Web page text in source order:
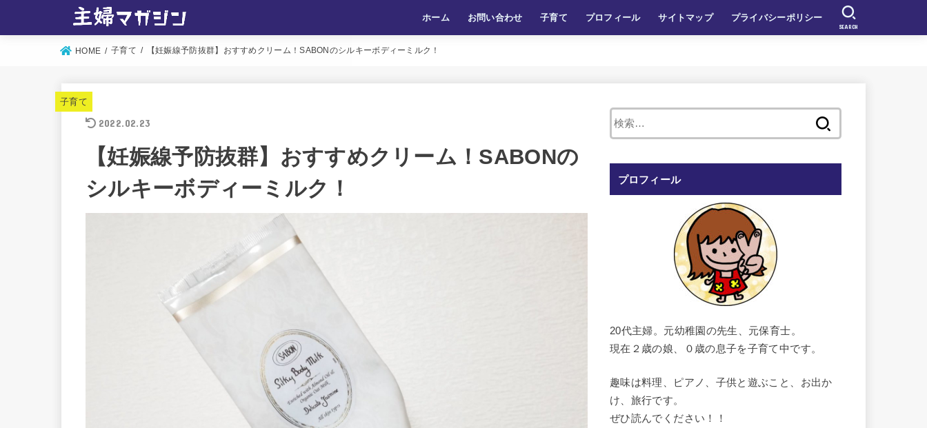
ホーム お問い合わせ 子育て プロフィール サイトマップ プライバシーポリシー
SEARCH
HOME 子育て 【妊娠線予防抜群】おすすめクリーム！SABONのシルキーボディーミルク！
子育て
2022.02.23
【妊娠線予防抜群】おすすめクリーム！SABONの
シルキーボディーミルク！
プロフィール
20代主婦。元幼稚園の先生、元保育士。
現在２歳の娘、０歳の息子を子育て中です。
趣味は料理、ピアノ、子供と遊ぶこと、お出か
け、旅行です。
ぜひ読んでください！！